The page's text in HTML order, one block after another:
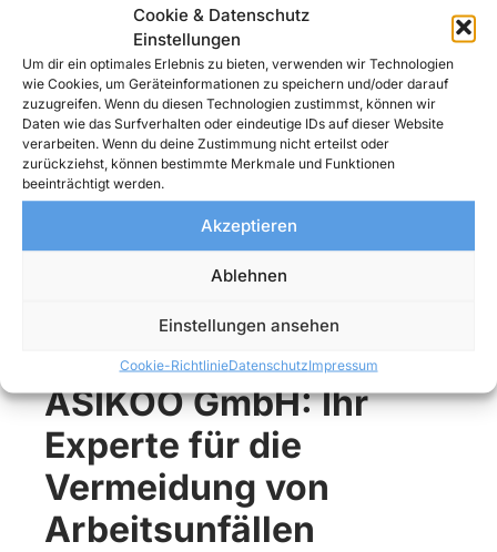
Cookie & Datenschutz
Einstellungen
Um dir ein optimales Erlebnis zu bieten, verwenden wir Technologien
wie Cookies, um Geräteinformationen zu speichern und/oder darauf
zuzugreifen. Wenn du diesen Technologien zustimmst, können wir
Daten wie das Surfverhalten oder eindeutige IDs auf dieser Website
verarbeiten. Wenn du deine Zustimmung nicht erteilst oder
zurückziehst, können bestimmte Merkmale und Funktionen
beeinträchtigt werden.
Akzeptieren
Ablehnen
Einstellungen ansehen
Cookie-RichtlinieDatenschutzImpressum
Mitarbeitenden, um wiederholtes Verunfallen oder
Erkranken zu verhindern.
Auch angekündigte oder unangekündigte
Betriebskontrollen des zuständigen
Gewerbeaufsichtsamtes oder des
Unfallversicherers stellen Handlungsanlässe dar,
indem die gesetzlich geforderte Organisation und
Strukturierung des Arbeits-/Gesundheitsschutzes
im Unternehmen nachgewiesen werden muss.
Darüber hinaus können Fremdfirmen oder
Auftraggeber Nachweise zum Arbeits- und
Arbeitsschutzgesetz §8 die Abstimmung zwischen
ASIKOO GmbH: Ihr
Experte für die
Vermeidung von
Arbeitsunfällen